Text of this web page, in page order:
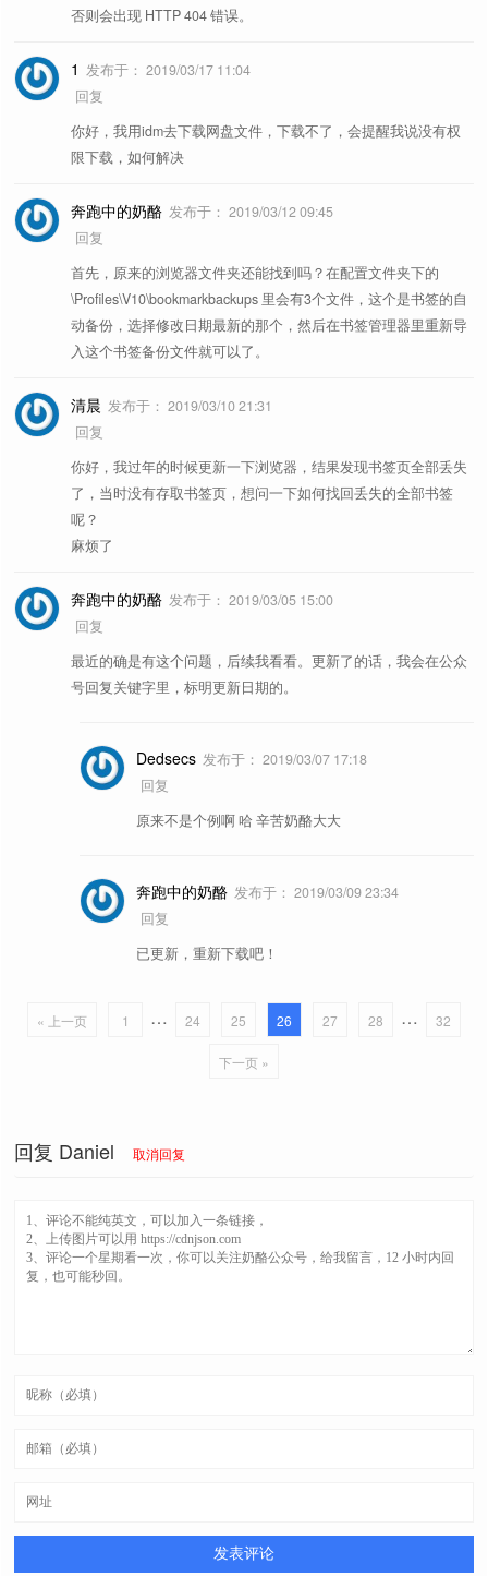
否则会出现 HTTP 404 错误。
1 发布于： 2019/03/17 11:04
回复
你好，我用idm去下载网盘文件，下载不了，会提醒我说没有权
限下载，如何解决
奔跑中的奶酪 发布于： 2019/03/12 09:45
回复
首先，原来的浏览器文件夹还能找到吗？在配置文件夹下的
\Profiles\V10\bookmarkbackups 里会有3个文件，这个是书签的自
动备份，选择修改日期最新的那个，然后在书签管理器里重新导
入这个书签备份文件就可以了。
清晨 发布于： 2019/03/10 21:31
回复
你好，我过年的时候更新一下浏览器，结果发现书签页全部丢失
了，当时没有存取书签页，想问一下如何找回丢失的全部书签
呢？
麻烦了
奔跑中的奶酪 发布于： 2019/03/05 15:00
回复
最近的确是有这个问题，后续我看看。更新了的话，我会在公众
号回复关键字里，标明更新日期的。
Dedsecs 发布于： 2019/03/07 17:18
回复
原来不是个例啊 哈 辛苦奶酪大大
奔跑中的奶酪 发布于： 2019/03/09 23:34
回复
已更新，重新下载吧！
« 上一页 1 … 24 25 26 27 28 … 32
下一页 »
回复 Daniel 取消回复